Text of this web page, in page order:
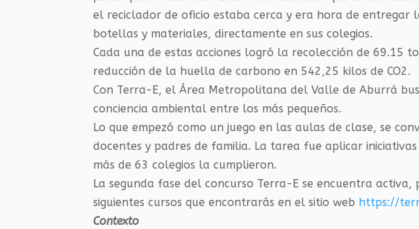
el reciclador de oficio estaba cerca y era hora de entregar
botellas y materiales, directamente en sus colegios.
Cada una de estas acciones logró la recolección de 69.15
reducción de la huella de carbono en 542,25 kilos de CO2.
Con Terra-E, el Área Metropolitana del Valle de Aburrá
conciencia ambiental entre los más pequeños.
Lo que empezó como un juego en las aulas de clase, se
docentes y padres de familia. La tarea fue aplicar
más de 63 colegios la cumplieron.
​​La segunda fase del concurso Terra-E se encuentra
siguientes cursos que encontrarás en el sitio web https://
Contexto